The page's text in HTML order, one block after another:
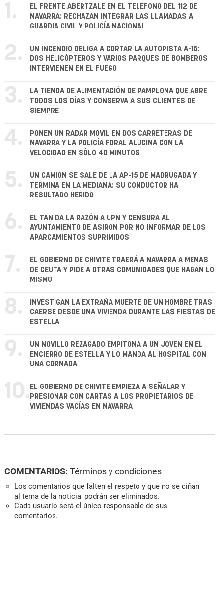
1.
EL FRENTE ABERTZALE EN EL TELÉFONO DEL 112 DE
NAVARRA: RECHAZAN INTEGRAR LAS LLAMADAS A
GUARDIA CIVIL Y POLICÍA NACIONAL
2.
UN INCENDIO OBLIGA A CORTAR LA AUTOPISTA A-15:
DOS HELICÓPTEROS Y VARIOS PARQUES DE BOMBEROS
INTERVIENEN EN EL FUEGO
3.
LA TIENDA DE ALIMENTACIÓN DE PAMPLONA QUE ABRE
TODOS LOS DÍAS Y CONSERVA A SUS CLIENTES DE
SIEMPRE
4.
PONEN UN RADAR MÓVIL EN DOS CARRETERAS DE
NAVARRA Y LA POLICÍA FORAL ALUCINA CON LA
VELOCIDAD EN SÓLO 40 MINUTOS
5.
UN CAMIÓN SE SALE DE LA AP-15 DE MADRUGADA Y
TERMINA EN LA MEDIANA: SU CONDUCTOR HA
RESULTADO HERIDO
6.
EL TAN DA LA RAZÓN A UPN Y CENSURA AL
AYUNTAMIENTO DE ASIRON POR NO INFORMAR DE LOS
APARCAMIENTOS SUPRIMIDOS
7.
EL GOBIERNO DE CHIVITE TRAERÁ A NAVARRA A MENAS
DE CEUTA Y PIDE A OTRAS COMUNIDADES QUE HAGAN LO
MISMO
8.
INVESTIGAN LA EXTRAÑA MUERTE DE UN HOMBRE TRAS
CAERSE DESDE UNA VIVIENDA DURANTE LAS FIESTAS DE
ESTELLA
9.
UN NOVILLO REZAGADO EMPITONA A UN JOVEN EN EL
ENCIERRO DE ESTELLA Y LO MANDA AL HOSPITAL CON
UNA CORNADA
10. EL GOBIERNO DE CHIVITE EMPIEZA A SEÑALAR Y
PRESIONAR CON CARTAS A LOS PROPIETARIOS DE
VIVIENDAS VACÍAS EN NAVARRA
COMENTARIOS: Términos y condiciones
Los comentarios que falten el respeto y que no se ciñan
al tema de la noticia, podrán ser eliminados.
Cada usuario será el único responsable de sus
comentarios.